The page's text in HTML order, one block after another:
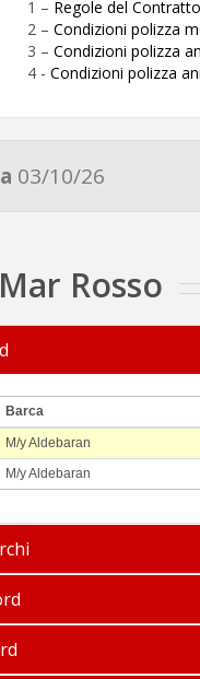
1 – Regole del
2 – Condizioni polizza
3 – Condizioni polizza
4 - Condizioni polizza
03/10/26
Rosso
Barca
M/y Aldebaran
M/y Aldebaran